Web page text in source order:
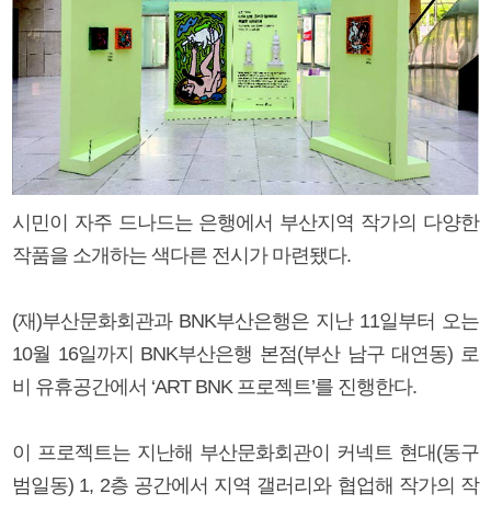
시민이 자주 드나드는 은행에서 부산지역 작가의 다양한
작품을 소개하는 색다른 전시가 마련됐다.
(재)부산문화회관과 BNK부산은행은 지난 11일부터 오는
10월 16일까지 BNK부산은행 본점(부산 남구 대연동) 로
비 유휴공간에서 ‘ART BNK 프로젝트’를 진행한다.
이 프로젝트는 지난해 부산문화회관이 커넥트 현대(동구
범일동) 1, 2층 공간에서 지역 갤러리와 협업해 작가의 작